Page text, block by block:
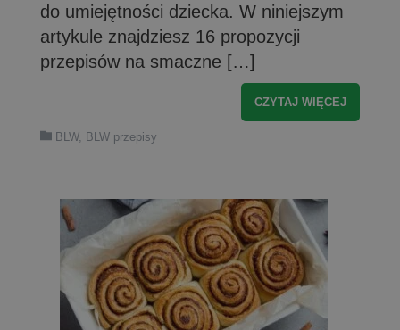
do umiejętności dziecka. W niniejszym
artykule znajdziesz 16 propozycji
przepisów na smaczne […]
CZYTAJ WIĘCEJ
BLW, BLW przepisy